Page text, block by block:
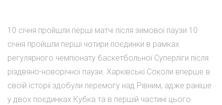
10 січня пройшли перші матчі після зимової паузи 10
січня пройшли перші чотири поєдинки в рамках
регулярного чемпіонату баскетбольної Суперліги після
різдвяно-новорічної паузи. Харківські Соколи вперше в
своїй історії здобули перемогу над Рівним, адже раніше
у двох поєдинках Кубка та в першій частині цього